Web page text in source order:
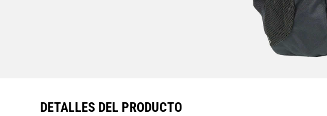
DETALLES DEL PRODUCTO